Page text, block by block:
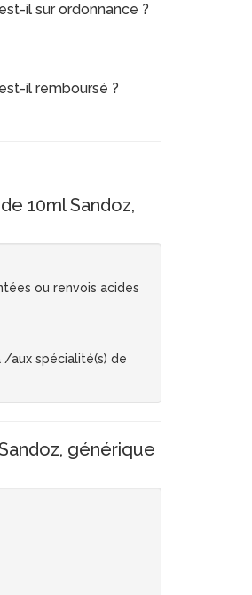
il sur ordonnance ?
il remboursé ?
10ml Sandoz,
ou renvois acides
/aux spécialité(s) de
générique